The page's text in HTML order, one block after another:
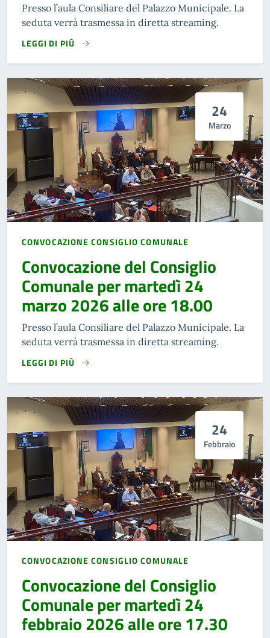
Presso l’aula Consiliare del Palazzo Municipale. La
seduta verrà trasmessa in diretta streaming.
LEGGI DI PIÙ
24
Marzo
CONVOCAZIONE CONSIGLIO COMUNALE
Convocazione del Consiglio
Comunale per martedì 24
marzo 2026 alle ore 18.00
Presso l’aula Consiliare del Palazzo Municipale. La
seduta verrà trasmessa in diretta streaming.
LEGGI DI PIÙ
24
Febbraio
CONVOCAZIONE CONSIGLIO COMUNALE
Convocazione del Consiglio
Comunale per martedì 24
febbraio 2026 alle ore 17.30